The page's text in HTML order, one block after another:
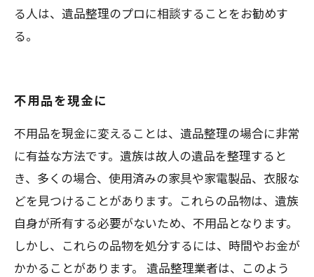
る人は、遺品整理のプロに相談することをお勧めす
る。
不用品を現金に
不用品を現金に変えることは、遺品整理の場合に非常
に有益な方法です。遺族は故人の遺品を整理すると
き、多くの場合、使用済みの家具や家電製品、衣服な
どを見つけることがあります。これらの品物は、遺族
自身が所有する必要がないため、不用品となります。
しかし、これらの品物を処分するには、時間やお金が
かかることがあります。 遺品整理業者は、このよう